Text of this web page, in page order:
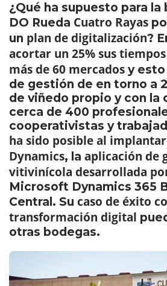
¿Qué ha supuesto para la
DO Rueda Cuatro Rayas
un plan de digitalización?
acortar un 25% sus
más de 60 mercados y esto
de gestión de en torno a
de viñedo propio y con la
cerca de 400
cooperativistas y
ha sido posible al implantar
Dynamics, la aplicación de
vitivinícola desarrollada
Microsoft Dynamics 365
Central. Su caso de éxito
transformación digital
otras bodegas.